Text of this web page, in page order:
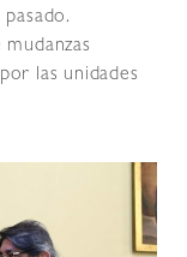
las unidades